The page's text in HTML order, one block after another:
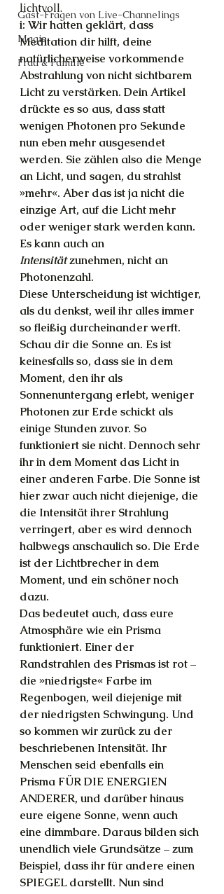
Gast-Fragen von Live-Channelings
Magie
Frau & Familie
lichtvoll.
i: Wir hatten geklärt, dass
Meditation dir hilft, deine
natürlicherweise vorkommende
Abstrahlung von nicht sichtbarem
Licht zu verstärken. Dein Artikel
drückte es so aus, dass statt
wenigen Photonen pro Sekunde
nun eben mehr ausgesendet
werden. Sie zählen also die Menge
an Licht, und sagen, du strahlst
»mehr«. Aber das ist ja nicht die
einzige Art, auf die Licht mehr
oder weniger stark werden kann.
Es kann auch an
Intensität zunehmen, nicht an
Photonenzahl.
Diese Unterscheidung ist wichtiger,
als du denkst, weil ihr alles immer
so fleißig durcheinander werft.
Schau dir die Sonne an. Es ist
keinesfalls so, dass sie in dem
Moment, den ihr als
Sonnenuntergang erlebt, weniger
Photonen zur Erde schickt als
einige Stunden zuvor. So
funktioniert sie nicht. Dennoch sehr
ihr in dem Moment das Licht in
einer anderen Farbe. Die Sonne ist
hier zwar auch nicht diejenige, die
die Intensität ihrer Strahlung
verringert, aber es wird dennoch
halbwegs anschaulich so. Die Erde
ist der Lichtbrecher in dem
Moment, und ein schöner noch
dazu.
Das bedeutet auch, dass eure
Atmosphäre wie ein Prisma
funktioniert. Einer der
Randstrahlen des Prismas ist rot –
die »niedrigste« Farbe im
Regenbogen, weil diejenige mit
der niedrigsten Schwingung. Und
so kommen wir zurück zu der
beschriebenen Intensität. Ihr
Menschen seid ebenfalls ein
Prisma FÜR DIE ENERGIEN
ANDERER, und darüber hinaus
eure eigene Sonne, wenn auch
eine dimmbare. Daraus bilden sich
unendlich viele Grundsätze – zum
Beispiel, dass ihr für andere einen
SPIEGEL darstellt. Nun sind